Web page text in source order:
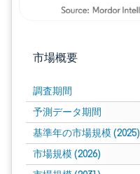
市場概要
調査期間
予測データ期間
基準年の市場規模 (2025)
市場規模 (2026)